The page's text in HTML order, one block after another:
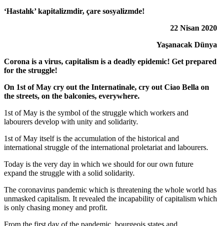
‘Hastalık’ kapitalizmdir, çare sosyalizmde!
22 Nisan 2020
Yaşanacak Dünya
Corona is a virus, capitalism is a deadly epidemic! Get prepared
for the struggle!
On 1st of May cry out the Internatinale, cry out Ciao Bella on
the streets, on the balconies, everywhere.
1st of May is the symbol of the struggle which workers and
labourers develop with unity and solidarity.
1st of May itself is the accumulation of the historical and
international struggle of the international proletariat and labourers.
Today is the very day in which we should for our own future
expand the struggle with a solid solidarity.
The coronavirus pandemic which is threatening the whole world has
unmasked capitalism. It revealed the incapability of capitalism which
is only chasing money and profit.